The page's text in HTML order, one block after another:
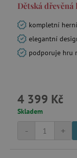
Dětská
kompletní
elegantní
podporuje hru
4 399 Kč
Skladem
+
-